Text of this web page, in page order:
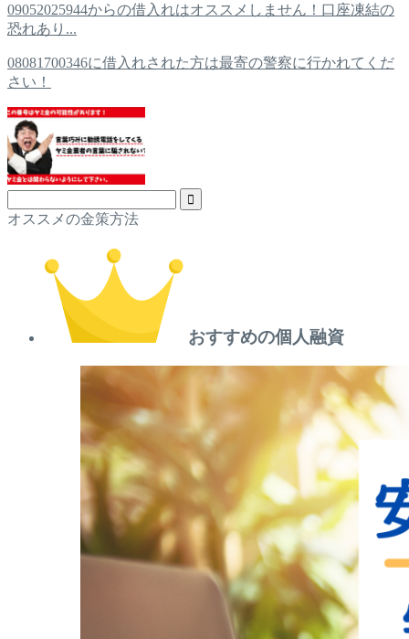
09052025944からの借入れはオススメしません！口座凍結の
恐れあり...
08081700346に借入れされた方は最寄の警察に行かれてくだ
さい！
オススメの金策方法
おすすめの個人融資